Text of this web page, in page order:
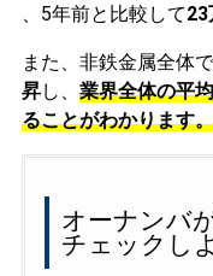
、5年前と比較して23
また、非鉄金属全体
昇し、 業界全体の平
ることがわかります。
オーナンバ
チェックし